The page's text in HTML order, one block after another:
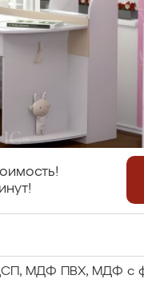
МДФ ПВХ, МДФ с